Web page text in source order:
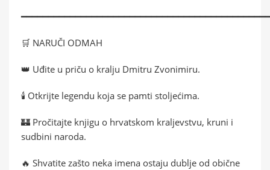
🛒 NARUČI ODMAH
👑 Uđite u priču o kralju Dmitru Zvonimiru.
🕯️ Otkrijte legendu koja se pamti stoljećima.
🏰 Pročitajte knjigu o hrvatskom kraljevstvu, kruni i
sudbini naroda.
🔥 Shvatite zašto neka imena ostaju dublje od obične